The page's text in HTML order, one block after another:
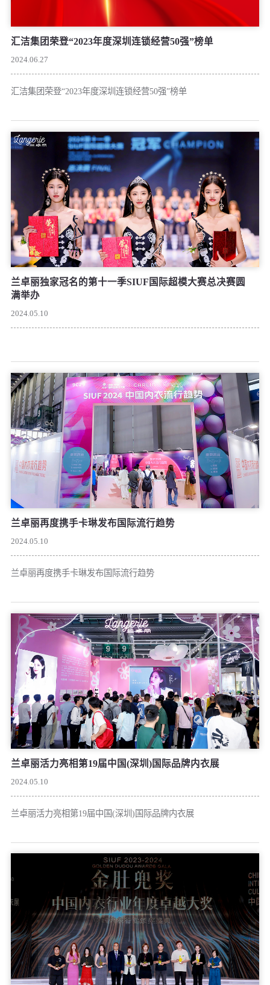
汇洁集团荣登“2023年度深圳连锁经营50强”榜单
2024.06.27
汇洁集团荣登“2023年度深圳连锁经营50强”榜单
兰卓丽独家冠名的第十一季SIUF国际超模大赛总决赛圆
满举办
2024.05.10
兰卓丽再度携手卡琳发布国际流行趋势
2024.05.10
兰卓丽再度携手卡琳发布国际流行趋势
兰卓丽活力亮相第19届中国(深圳)国际品牌内衣展
2024.05.10
兰卓丽活力亮相第19届中国(深圳)国际品牌内衣展